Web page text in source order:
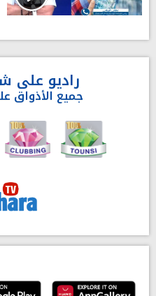
راديو على
جميع الأذواق